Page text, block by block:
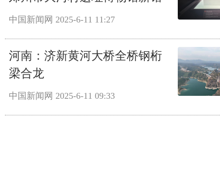
中国新闻网 2025-6-11 11:27
河南：济新黄河大桥全桥钢桁
梁合龙
中国新闻网 2025-6-11 09:33